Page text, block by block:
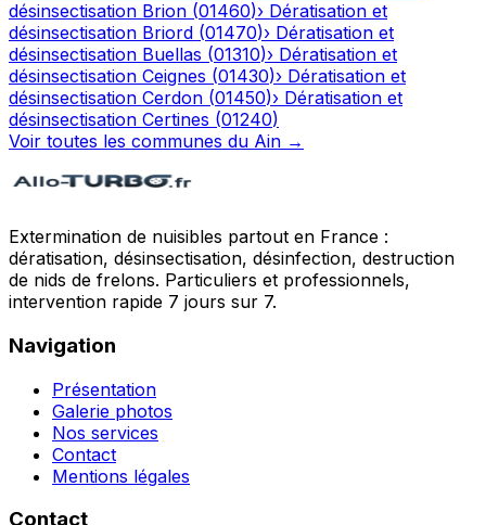
désinsectisation Brion (01460)› Dératisation et
désinsectisation Briord (01470)› Dératisation et
désinsectisation Buellas (01310)› Dératisation et
désinsectisation Ceignes (01430)› Dératisation et
désinsectisation Cerdon (01450)› Dératisation et
désinsectisation Certines (01240)
Voir toutes les communes du Ain →
Extermination de nuisibles partout en France :
dératisation, désinsectisation, désinfection, destruction
de nids de frelons. Particuliers et professionnels,
intervention rapide 7 jours sur 7.
Navigation
Présentation
Galerie photos
Nos services
Contact
Mentions légales
Contact